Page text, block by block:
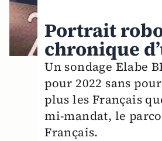
Portrait
chronique
Un sondage Elabe
pour 2022 sans
plus les Français
mi-mandat, le
Français.